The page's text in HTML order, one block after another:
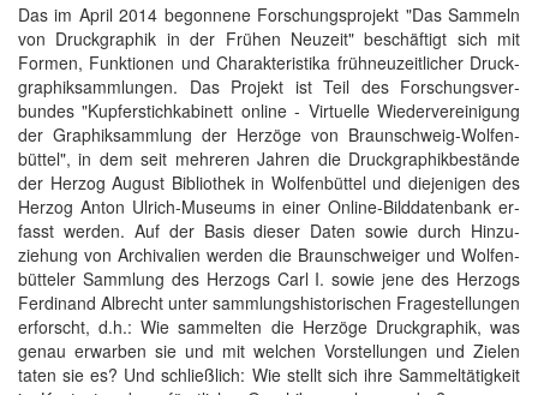
Das im April 2014 begonnene For­schungs­projekt "Das Sammeln
von Druck­graphik in der Frühen Neu­zeit" be­schäftigt sich mit
Formen, Funk­tionen und Charak­teris­tika früh­neu­zeit­licher Druck­
graphik­samm­lungen. Das Pro­jekt ist Teil des For­schungs­ver­
bundes "Kupfer­stichkabinett online - Virtue­lle Wieder­ver­einigung
der Gra­phik­sammlung der Her­zöge von Braun­schweig-Wolfen­
büttel", in dem seit mehreren Jahren die Druck­graphik­be­stände
der Herzog August Bib­liothek in Wolfen­büttel und die­jenigen des
Herzog Anton Ulrich-Museums in einer Online-Bild­daten­bank er­
fasst werden. Auf der Basis dieser Daten sowie durch Hin­zu­
ziehung von Ar­chi­valien werden die Braun­schweiger und Wolfen­
bütteler Samm­lung des Her­zogs Carl I. sowie jene des Her­zogs
Ferdinand Albrecht unter samm­lungs­his­torischen Frage­stellungen
er­forscht, d.h.: Wie sammelten die Herzöge Druck­graphik, was
genau er­warben sie und mit welchen Vor­stellungen und Zielen
taten sie es? Und schließlich: Wie stellt sich ihre Sammel­tätig­keit